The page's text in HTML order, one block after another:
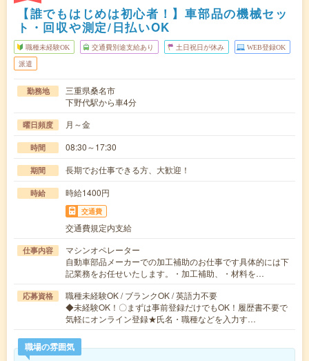
【誰でもはじめは初心者！】車部品の機械セッ
ト・回収や測定/日払いOK
職種未経験OK 交通費別途支給あり 土日祝日が休み WEB登録OK
派遣
勤務地
三重県桑名市
下野代駅から車4分
曜日頻度 月～金
時間 08:30～17:30
期間 長期でお仕事できる方、大歓迎！
時給 時給1400円
交通費
交通費規定内支給
仕事内容
マシンオペレーター
自動車部品メーカーでの加工補助のお仕事です具体的には下
記業務をお任せいたします。・加工補助、・材料を…
応募資格
職種未経験OK / ブランクOK / 英語力不要
◆未経験OK！〇まずは事前登録だけでもOK！履歴書不要で
気軽にオンライン登録★氏名・職種などを入力す…
職場の雰囲気